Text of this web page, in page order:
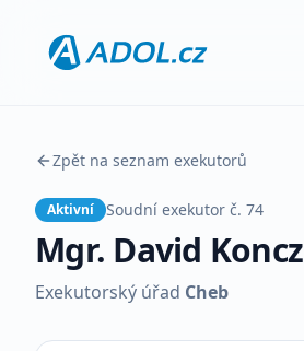
Zpět na seznam exekutorů
Aktivní Soudní exekutor č. 74
Mgr. David Koncz
Exekutorský úřad Cheb